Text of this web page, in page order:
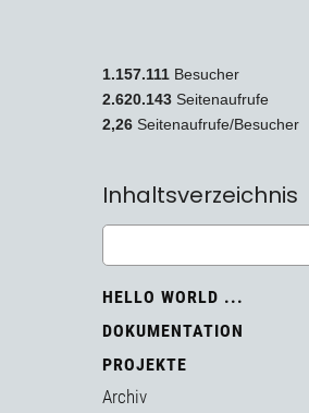
1.157.111 Besucher
2.620.143 Seitenaufrufe
2,26 Seitenaufrufe/Besucher
Inhaltsverzeichnis
HELLO WORLD ...
DOKUMENTATION
PROJEKTE
Archiv